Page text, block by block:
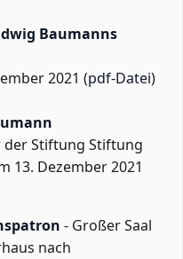
Baumanns
2021 (pdf-Datei)
Stiftung Stiftung
13. Dezember 2021
- Großer Saal
nach